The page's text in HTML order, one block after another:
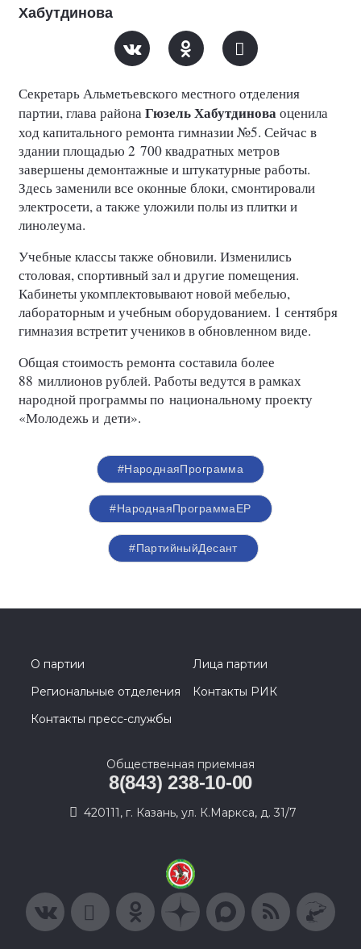
Хабутдинова
Секретарь Альметьевского местного отделения
партии, глава районаГюзель Хабутдиноваоценила
ход капитального ремонта гимназии №5. Сейчас в
здании площадью 2 700 квадратных метров
завершены демонтажные и штукатурные работы.
Здесь заменили все оконные блоки, смонтировали
электросети, а также уложили полы из плитки и
линолеума.
Учебные классы также обновили. Изменились
столовая, спортивный зал и другие помещения.
Кабинеты укомплектовывают новой мебелью,
лабораторным и учебным оборудованием. 1 сентября
гимназия встретит учеников в обновленном виде.
Общая стоимость ремонта составила более
88 миллионов рублей. Работы ведутся в рамках
народной программы по национальному проекту
«Молодежь и дети».
#НароднаяПрограмма
#НароднаяПрограммаЕР
#ПартийныйДесант
О партии
Лица партии
Региональные отделения
Контакты РИК
Контакты пресс-службы
Общественная приемная
8(843) 238-10-00
420111, г. Казань, ул. К.Маркса, д. 31/7